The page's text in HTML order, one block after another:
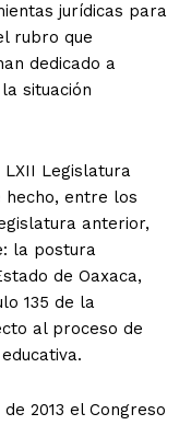
jurídicas para
rubro que
dedicado a
situación
Legislatura
entre los
anterior,
la postura
de Oaxaca,
135 de la
al proceso de
2013 el Congreso